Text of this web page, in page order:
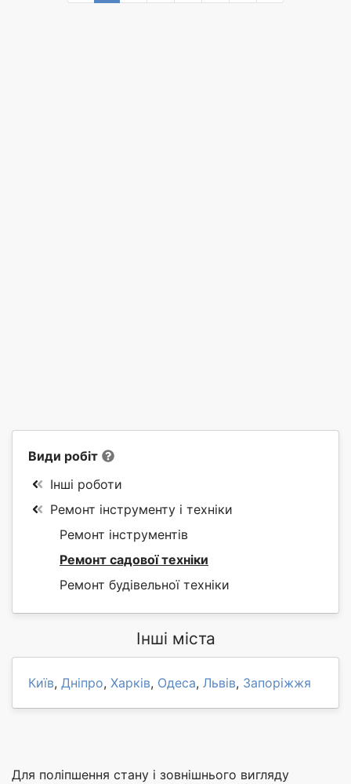
Види робіт
Інші роботи
Ремонт інструменту і техніки
Ремонт інструментів
Ремонт садової техніки
Ремонт будівельної техніки
Інші міста
Київ, Дніпро, Харків, Одеса, Львів, Запоріжжя
Для поліпшення стану і зовнішнього вигляду